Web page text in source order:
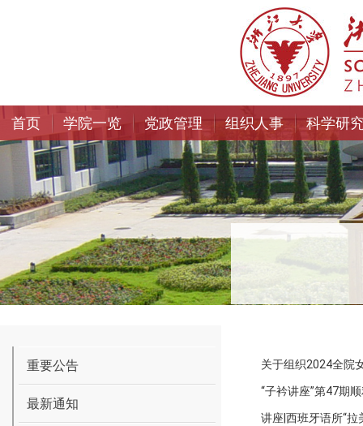
首页 学院一览 党政管理 组织人事 科学研
重要公告
最新通知
关于组织2024全院
“子衿讲座”第47期
讲座|西班牙语所“